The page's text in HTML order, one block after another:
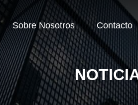
Sobre Nosotros Contacto